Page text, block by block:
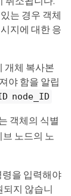
는 경우 객체
지에 대한 응
개체 복사본
야 함을 알립
node_ID
객체의 식별
노드의 노
령을 입력해야
되지 않습니